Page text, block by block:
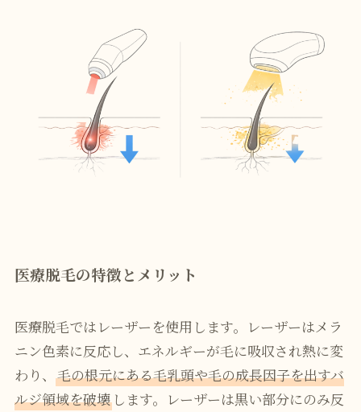
医療脱毛の特徴とメリット
医療脱毛ではレーザーを使用します。レーザーはメラ
ニン色素に反応し、エネルギーが毛に吸収され熱に変
わり、 毛の根元にある毛乳頭や毛の成長因子を出すバ
ルジ領域を破壊します。レーザーは黒い部分にのみ反